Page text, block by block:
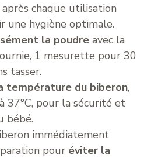
après chaque utilisation
une hygiène optimale.
la poudre avec la
1 mesurette pour 30
tasser.
température du biberon,
37°C, pour la sécurité et
bébé.
immédiatement
pour éviter la